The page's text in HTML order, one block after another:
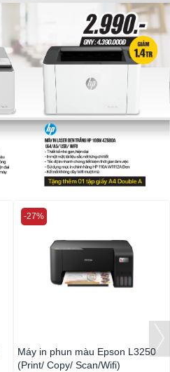
Máy in phun màu Epson L3250
(Print/ Copy/ Scan/Wifi)
-27%